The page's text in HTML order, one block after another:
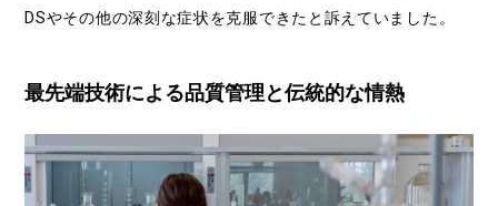
DSやその他の深刻な症状を克服できたと訴えていました。
最先端技術による品質管理と伝統的な情熱